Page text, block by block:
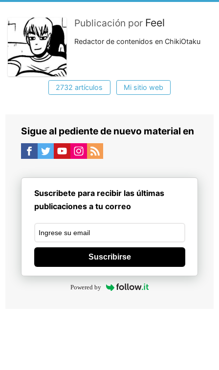
Publicación por Feel
Redactor de contenidos en ChikiOtaku
2732 artículos Mi sitio web
Sigue al pediente de nuevo material en
Suscribete para recibir las últimas
publicaciones a tu correo
Suscribirse
Powered by